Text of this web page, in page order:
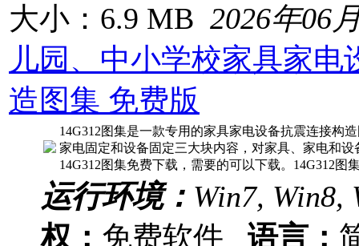
大小：6.9 MB 2026年06
儿园、中小学校家具家电
造图集 免费版
14G312图集是一款专用的家具家电设备抗震连接构
家电固定和设备固定三大块内容，对家具、家电和
14G312图集免费下载，需要的可以下载。14G312图
运行环境： Win7, Win8,
权： 免费软件 语言：